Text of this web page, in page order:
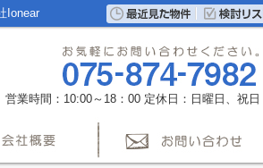
Ionear
営業時間：10:00～18：00 定休日：日曜日、祝日